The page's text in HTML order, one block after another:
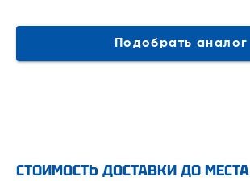
Подобрать аналог
СТОИМОСТЬ ДОСТАВКИ ДО МЕСТА